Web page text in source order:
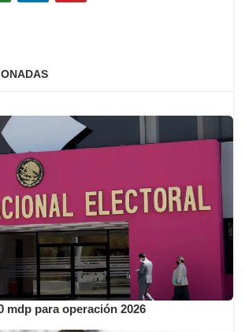
mdp para operación 2026